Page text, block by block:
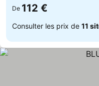
De 112 €
Consulter les prix de 11